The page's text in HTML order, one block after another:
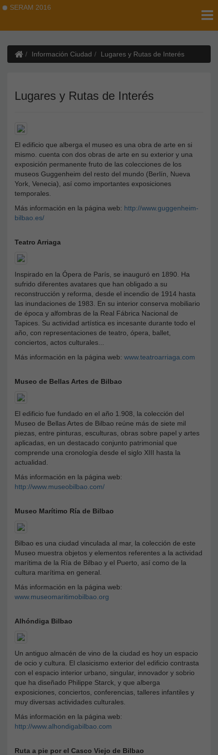
SERAM 2016
Información Ciudad Lugares y Rutas de Interés
Lugares y Rutas de Interés
El edificio que alberga el museo es una obra de arte en si
mismo. cuenta con dos obras de arte en su exterior y una
exposición permanente fruto de las colecciones de los
museos Guggenheim del resto del mundo (Berlín, Nueva
York, Venecia), así como importantes exposiciones
temporales.
Más información en la página web: http://www.guggenheim-
bilbao.es/
Teatro Arriaga
Inspirado en la Ópera de París, se inauguró en 1890. Ha
sufrido diferentes avatares que han obligado a su
reconstrucción y reforma, desde el incendio de 1914 hasta
las inundaciones de 1983. En su interior conserva mobiliario
de época y alfombras de la Real Fábrica Nacional de
Tapices. Su actividad artística es incesante durante todo el
año, con representaciones de teatro, ópera, ballet,
conciertos, actos culturales...
Más información en la página web: www.teatroarriaga.com
Museo de Bellas Artes de Bilbao
El edificio fue fundado en el año 1.908, la colección del
Museo de Bellas Artes de Bilbao reúne más de siete mil
piezas, entre pinturas, esculturas, obras sobre papel y artes
aplicadas, en un destacado conjunto patrimonial que
comprende una cronología desde el siglo XIII hasta la
actualidad.
Más información en la página web:
http://www.museobilbao.com/
Museo Marítimo Ría de Bilbao
Bilbao es una ciudad vinculada al mar, la colección de este
Museo muestra objetos y elementos referentes a la actividad
marítima de la Ría de Bilbao y el Puerto, así como de la
cultura marítima en general.
Más información en la página web:
www.museomaritimobilbao.org
Alhóndiga Bilbao
Un antiguo almacén de vino de la ciudad es hoy un espacio
de ocio y cultura. El clasicismo exterior del edificio contrasta
con el espacio interior urbano, singular, innovador y sobrio
que ha diseñado Philippe Starck, y que alberga
exposiciones, conciertos, conferencias, talleres infantiles y
muy diversas actividades culturales.
Más información en la página web:
http://www.alhondigabilbao.com
Ruta a pie por el Casco Viejo de Bilbao